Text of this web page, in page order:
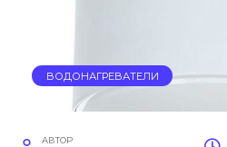
ВОДОНАГРЕВАТЕЛИ
АВТОР